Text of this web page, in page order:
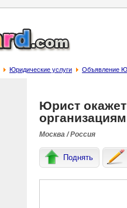
Юридические услуги Объявление
Юрист
организациям
Москва / Россия
Поднять